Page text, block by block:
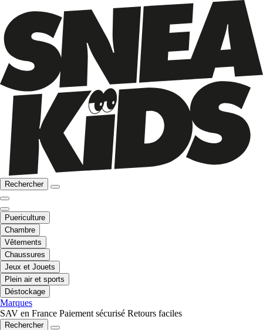
Rechercher
Puericulture
Chambre
Vêtements
Chaussures
Jeux et Jouets
Plein air et sports
Déstockage
Marques
SAV en France Paiement sécurisé Retours faciles
Rechercher